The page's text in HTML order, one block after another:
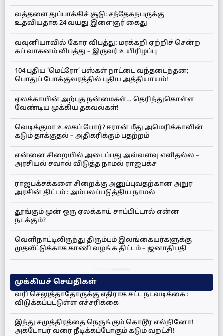
வத்தளை துப்பாக்கிச் சூடு: சந்தேகநபருக்கு
உதவியதாக 24 வயது இளைஞர் கைது
வவுனியாவில் கோர விபத்து: மரக்கறி ஏற்றிச் சென்ற
கப் வாகனம் விபத்து – இருவர் உயிரிழப்பு
104 புதிய ‘மெட்ரோ’ பஸ்கள் நாட்டை வந்தடைந்தன;
பொதுப் போக்குவரத்தில் புதிய அத்தியாயம்!
ஏலக்காயின் அற்புத நன்மைகள்… தெரிந்துகொள்ள
வேண்டிய முக்கிய தகவல்கள்!
வெடிக்குமா உலகப் போர்? ஈரான் மீது அமெரிக்காவின்
கடும் தாக்குதல் – அதிகரிக்கும் பதற்றம்
என்னை சிறையில் அடைப்பது அவ்வளவு எளிதல்ல –
அரசியல் சவால் விடுத்த நாமல் ராஜபக்ச
ராஜபக்சக்களை சிறைக்கு அனுப்புவதற்கான அநுர
அரசின் திட்டம் : அம்பலப்படுத்திய நாமல்
தூங்கும் முன் ஒரு ஏலக்காய் சாப்பிட்டால் என்ன
நடக்கும்?
வெளிநாட்டிலிருந்து திரும்பும் இலங்கையர்களுக்கு
முதலீட்டுக்காக காணி வழங்க திட்டம் – ஜனாதிபதி
முக்கியச் செய்திகள்
வரி செலுத்தாதோருக்கு எதிராக சட்ட நடவடிக்கை :
விடுக்கப்பட்டுள்ள எச்சரிக்கை
இந்து சமுத்திரத்தை நெருங்கும் கொடூர எல்நினோ!
அக்டோபர் வரை நீடிக்கப்போகும் கடும் வறட்சி!